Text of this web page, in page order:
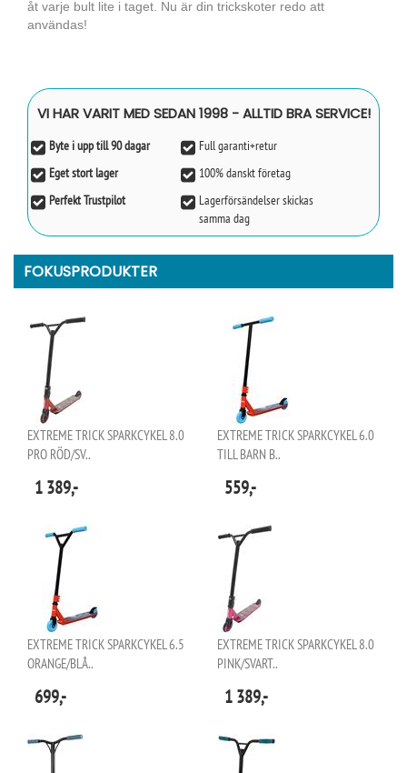
åt varje bult lite i taget. Nu är din trickskoter redo att
användas!
VI HAR VARIT MED SEDAN 1998 - ALLTID BRA SERVICE!
Byte i upp till 90 dagar
Full garanti+retur
Eget stort lager
100% danskt företag
Perfekt Trustpilot
Lagerförsändelser skickas
samma dag
FOKUSPRODUKTER
EXTREME TRICK SPARKCYKEL 8.0
PRO RÖD/SV..
1 389,-
EXTREME TRICK SPARKCYKEL 6.0
TILL BARN B..
559,-
EXTREME TRICK SPARKCYKEL 6.5
ORANGE/BLÅ..
699,-
EXTREME TRICK SPARKCYKEL 8.0
PINK/SVART..
1 389,-